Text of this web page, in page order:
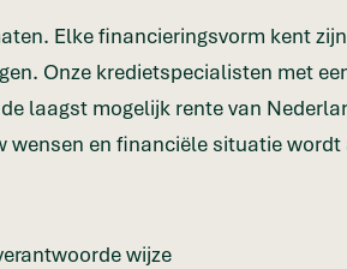
Elke financieringsvorm kent
Onze kredietspecialisten met
laagst mogelijk rente van
en financiële situatie
wijze